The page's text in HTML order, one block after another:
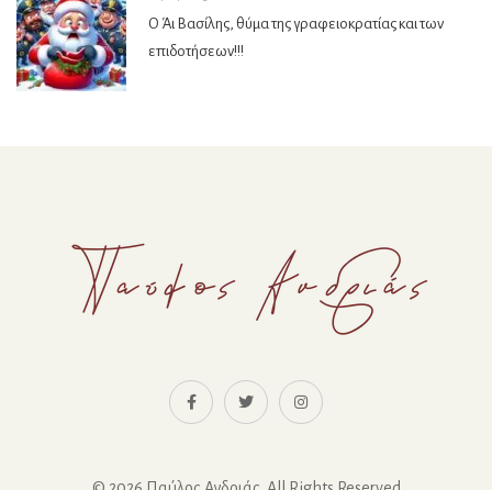
Ο Άι Βασίλης, θύμα της γραφειοκρατίας και των
επιδοτήσεων!!!